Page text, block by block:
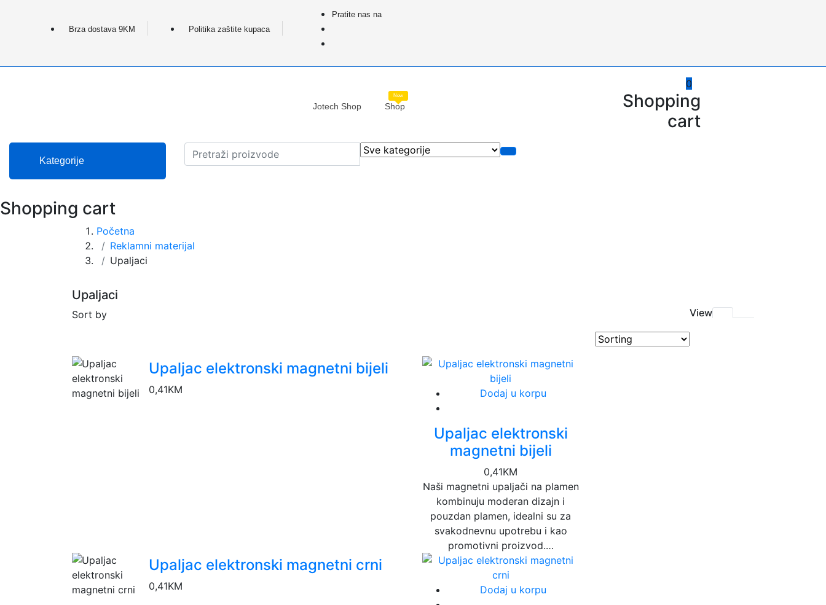
Brza dostava 9KM Politika zaštite kupaca
Pratite nas na
Jotech Shop
New
Shop
0
Shopping
cart
Kategorije
Shopping cart
Početna
Reklamni materijal
Upaljaci
Upaljaci
Sort by View
Upaljac elektronski magnetni bijeli
0,41KM Dodaj u korpu
Upaljac elektronski
magnetni bijeli
0,41KM
Naši magnetni upaljači na plamen
kombinuju moderan dizajn i
pouzdan plamen, idealni su za
svakodnevnu upotrebu i kao
promotivni proizvod.…
Upaljac elektronski magnetni crni
0,41KM Dodaj u korpu